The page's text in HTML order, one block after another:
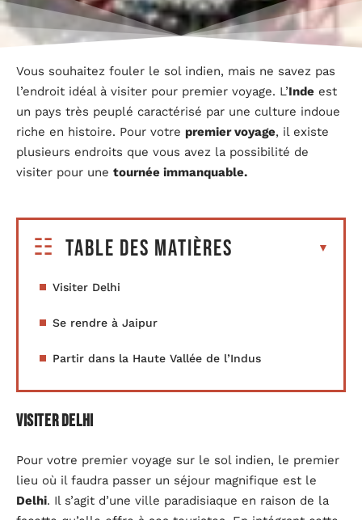
Vous souhaitez fouler le sol indien, mais ne savez pas
l’endroit idéal à visiter pour premier voyage. L’Inde est
un pays très peuplé caractérisé par une culture indoue
riche en histoire. Pour votre premier voyage, il existe
plusieurs endroits que vous avez la possibilité de
visiter pour une tournée immanquable.
Table des matières
Visiter Delhi
Se rendre à Jaipur
Partir dans la Haute Vallée de l’Indus
Visiter Delhi
Pour votre premier voyage sur le sol indien, le premier
lieu où il faudra passer un séjour magnifique est le
Delhi. Il s’agit d’une ville paradisiaque en raison de la